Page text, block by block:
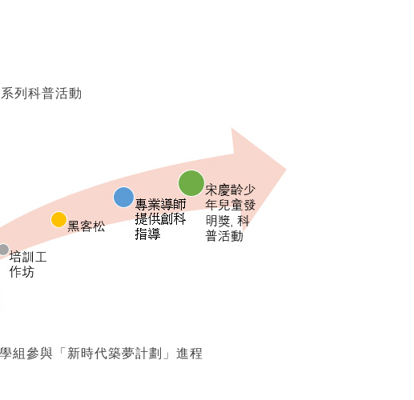
列科普活動
組參與「新時代築夢計劃」進程